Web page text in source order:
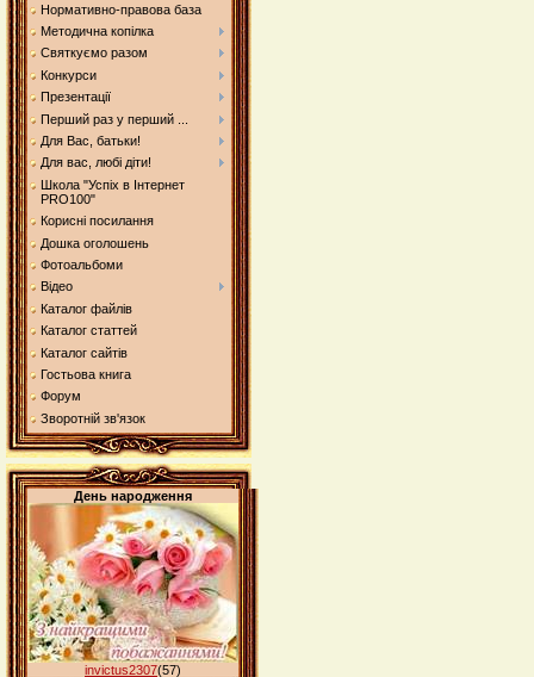
Нормативно-правова база
Методична копілка
Святкуємо разом
Конкурси
Презентації
Перший раз у перший ...
Для Вас, батьки!
Для вас, любі діти!
Школа "Успіх в Інтернет
PRO100"
Корисні посилання
Дошка оголошень
Фотоальбоми
Відео
Каталог файлів
Каталог статтей
Каталог сайтів
Гостьова книга
Форум
Зворотній зв'язок
День народження
invictus2307(57)